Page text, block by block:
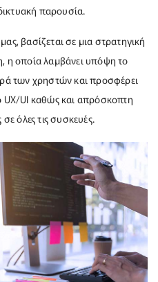
παρουσία.
βασίζεται σε μια στρατηγική
η οποία λαμβάνει υπόψη το
των χρηστών και προσφέρει
UX/UI καθώς και απρόσκοπτη
όλες τις συσκευές.